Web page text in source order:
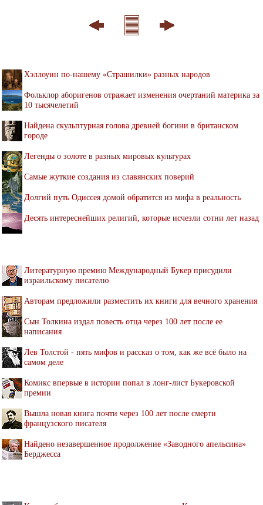
Хэллоуин по-нашему «Страшилки» разных народов
Фольклор аборигенов отражает изменения очертаний материка за
10 тысячелетий
Найдена скульптурная голова древней богини в британском
городе
Легенды о золоте в разных мировых культурах
Самые жуткие создания из славянских поверий
Долгий путь Одиссея домой обратится из мифа в реальность
Десять интереснейших религий, которые исчезли сотни лет назад
Литературную премию Международный Букер присудили
израильскому писателю
Авторам предложили разместить их книги для вечного хранения
Сын Толкина издал повесть отца через 100 лет после ее
написания
Лев Толстой - пять мифов и рассказ о том, как же всё было на
самом деле
Комикс впервые в истории попал в лонг-лист Букеровской
премии
Вышла новая книга почти через 100 лет после смерти
французского писателя
Найдено незавершенное продолжение «Заводного апельсина»
Берджесса